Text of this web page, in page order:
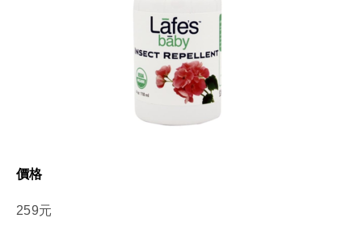
價格
259元